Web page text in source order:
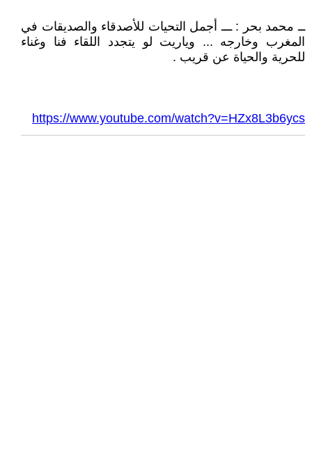
ــ محمد بحر : ـــ أجمل التحيات للأصدقاء والصديقات في
المغرب وخارجه ... وياريت لو يتجدد اللقاء فنا وغناء
للحرية والحياة عن قريب .
https://www.youtube.com/watch?v=HZx8L3b6ycs